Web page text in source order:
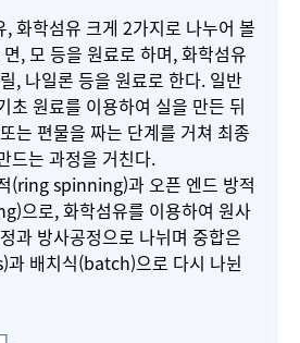
화학섬유 크게 2가지로 나누어 볼
, 모 등을 원료로 하며, 화학섬유
, 나일론 등을 원료로 한다. 일반
초 원료를 이용하여 실을 만든 뒤
는 편물을 짜는 단계를 거쳐 최종
드는 과정을 거친다.
(ring spinning)과 오픈 엔드 방적
으로, 화학섬유를 이용하여 원사
과 방사공정으로 나뉘며 중합은
배치식(batch)으로 다시 나뉜